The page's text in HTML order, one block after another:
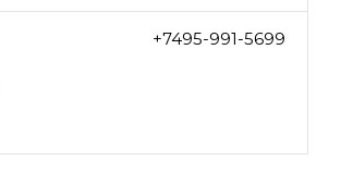
+7495-991-5699